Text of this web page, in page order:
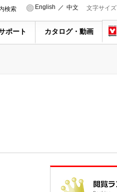
文字サイズ
English ／ 中文
検索
ポート カタログ・動画